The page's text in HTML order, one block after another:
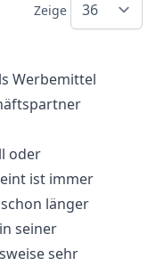
Zeige
Werbemittel
oder
ist immer
länger
seiner
sehr